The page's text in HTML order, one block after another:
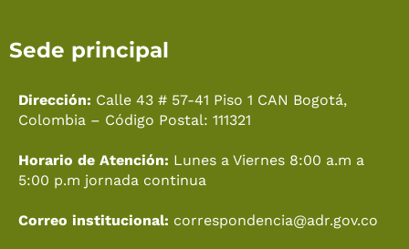
e
o
o
t
k
g
r
m
b
e
t
r
d
Sede principal
Dirección: Calle 43 # 57-41 Piso 1 CAN Bogotá,
Colombia – Código Postal: 111321
Horario de Atención: Lunes a Viernes 8:00 a.m a
5:00 p.m jornada continua
Correo institucional: correspondencia@adr.gov.co